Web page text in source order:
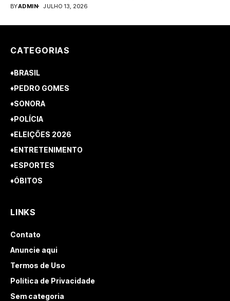
BYADMIN JULHO 13, 2026
CATEGORIAS
♦BRASIL
♦PEDRO GOMES
♦SONORA
♦POLÍCIA
♦ELEIÇÕES 2026
♦ENTRETENIMENTO
♦ESPORTES
♦ÓBITOS
LINKS
Contato
Anuncie aqui
Termos de Uso
Política de Privacidade
Sem categoria